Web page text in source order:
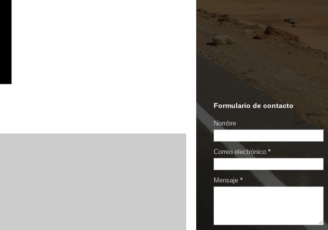
Formulario de contacto
Nombre
Correo electrónico *
Mensaje *